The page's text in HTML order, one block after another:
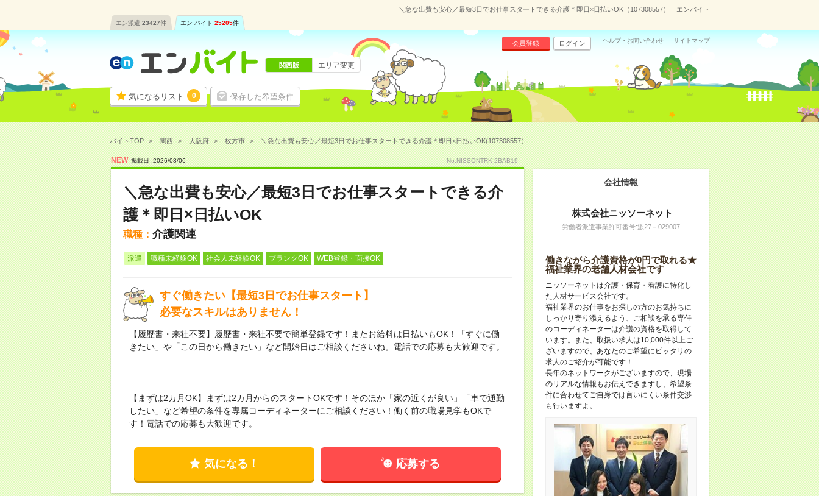
＼急な出費も安心／最短3日でお仕事スタートできる介護＊即日×日払いOK（107308557）｜エンバイト
エン派遣 23427件 エン バイト 25205件
気になるリスト 0 保存した希望条件
会員登録 ログイン ヘルプ・お問い合わせ サイトマップ
関西版 エリア変更
バイトTOP 関西 大阪府 枚方市 ＼急な出費も安心／最短3日でお仕事スタートできる介護＊即日×日払いOK(107308557）
NEW 掲載日 :2026/08/06 No.NISSONTRK-2BAB19
＼急な出費も安心／最短3日でお仕事スタートできる介
護＊即日×日払いOK
職種： 介護関連
派遣 職種未経験OK 社会人未経験OK ブランクOK WEB登録・面接OK
すぐ働きたい【最短3日でお仕事スタート】
必要なスキルはありません！
【履歴書・来社不要】履歴書・来社不要で簡単登録です！またお給料は日払いもOK！「すぐに働
きたい」や「この日から働きたい」など開始日はご相談くださいね。電話での応募も大歓迎です。
【まずは2カ月OK】まずは2カ月からのスタートOKです！そのほか「家の近くが良い」「車で通勤
したい」など希望の条件を専属コーディネーターにご相談ください！働く前の職場見学もOKで
す！電話での応募も大歓迎です。
気になる！ 応募する
会社情報
株式会社ニッソーネット
労働者派遣事業許可番号:派27－029007
働きながら介護資格が0円で取れる★
福祉業界の老舗人材会社です
ニッソーネットは介護・保育・看護に特化し
た人材サービス会社です。
福祉業界のお仕事をお探しの方のお気持ちに
しっかり寄り添えるよう、ご相談を承る専任
のコーディネーターは介護の資格を取得して
います。また、取扱い求人は10,000件以上ご
ざいますので、あなたのご希望にピッタリの
求人のご紹介が可能です！
長年のネットワークがございますので、現場
のリアルな情報もお伝えできますし、希望条
件に合わせてご自身では言いにくい条件交渉
も行いますよ。